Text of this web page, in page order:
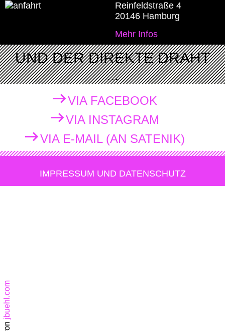
Reinfeldstraße 4
20146 Hamburg
Mehr Infos
UND DER DIREKTE DRAHT
...
VIA FACEBOOK
VIA INSTAGRAM
VIA E-MAIL (AN SATENIK)
IMPRESSUM UND DATENSCHUTZ
jbuehl.com